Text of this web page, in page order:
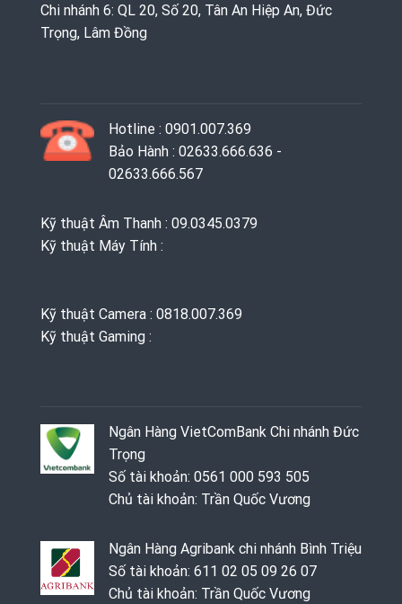
Chi nhánh 6: QL 20, Số 20, Tân An Hiệp An, Đức
Trọng, Lâm Đồng
Hotline : 0901.007.369
Bảo Hành : 02633.666.636 -
02633.666.567
Kỹ thuật Âm Thanh : 09.0345.0379
Kỹ thuật Máy Tính :
Kỹ thuật Camera : 0818.007.369
Kỹ thuật Gaming ‭: ‬
Ngân Hàng VietComBank Chi nhánh Đức
Trọng
Số tài khoản: 0561 000 593 505
Chủ tài khoản: Trần Quốc Vương
Ngân Hàng Agribank chi nhánh Bình Triệu
Số tài khoản: 611 02 05 09 26 07
Chủ tài khoản: Trần Quốc Vương